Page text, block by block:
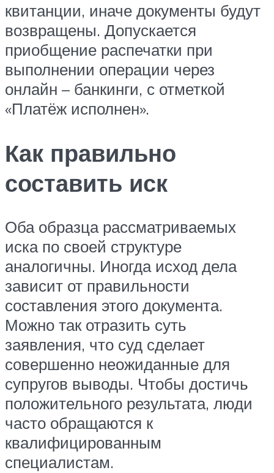
квитанции, иначе документы будут
возвращены. Допускается
приобщение распечатки при
выполнении операции через
онлайн – банкинги, с отметкой
«Платёж исполнен».
Как правильно
составить иск
Оба образца рассматриваемых
иска по своей структуре
аналогичны. Иногда исход дела
зависит от правильности
составления этого документа.
Можно так отразить суть
заявления, что суд сделает
совершенно неожиданные для
супругов выводы. Чтобы достичь
положительного результата, люди
часто обращаются к
квалифицированным
специалистам.